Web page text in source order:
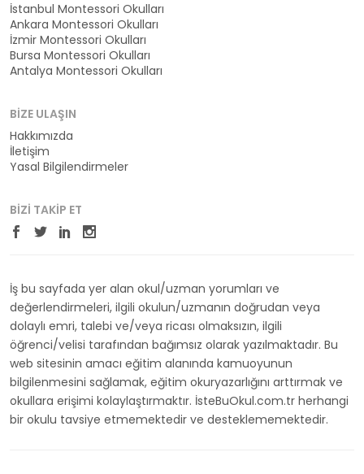
İstanbul Montessori Okulları
Ankara Montessori Okulları
İzmir Montessori Okulları
Bursa Montessori Okulları
Antalya Montessori Okulları
BIZE ULAŞIN
Hakkımızda
İletişim
Yasal Bilgilendirmeler
BIZI TAKIP ET
İş bu sayfada yer alan okul/uzman yorumları ve
değerlendirmeleri, ilgili okulun/uzmanın doğrudan veya
dolaylı emri, talebi ve/veya ricası olmaksızın, ilgili
öğrenci/velisi tarafından bağımsız olarak yazılmaktadır. Bu
web sitesinin amacı eğitim alanında kamuoyunun
bilgilenmesini sağlamak, eğitim okuryazarlığını arttırmak ve
okullara erişimi kolaylaştırmaktır. İsteBuOkul.com.tr herhangi
bir okulu tavsiye etmemektedir ve desteklememektedir.